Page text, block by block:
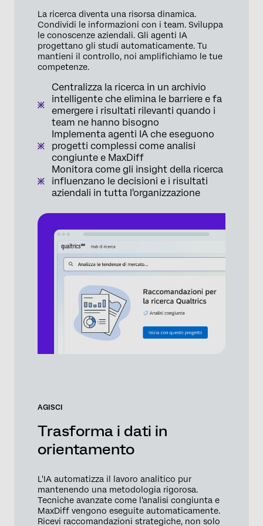
La ricerca diventa una risorsa dinamica.
Condividi le informazioni con i team. Sviluppa
le conoscenze aziendali. Gli agenti IA
progettano gli studi automaticamente. Tu
mantieni il controllo, noi amplifichiamo le tue
competenze.
Centralizza la ricerca in un archivio
intelligente che elimina le barriere e fa
emergere i risultati rilevanti quando i
team ne hanno bisogno
Implementa agenti IA che eseguono
progetti complessi come analisi
congiunte e MaxDiff
Monitora come gli insight della ricerca
influenzano le decisioni e i risultati
aziendali in tutta l'organizzazione
AGISCI
Trasforma i dati in
orientamento
L'IA automatizza il lavoro analitico pur
mantenendo una metodologia rigorosa.
Tecniche avanzate come l'analisi congiunta e
MaxDiff vengono eseguite automaticamente.
Ricevi raccomandazioni strategiche, non solo